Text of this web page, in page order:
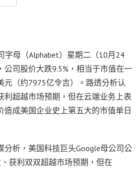
字母（Alphabet）星期二（10月24
公司股价大跌9.5%，相当于市值在一
元（约7975亿令吉）。路透分析认
利超越市场预期，但在云端业务上表
造成美国企业史上第五大的市值单日
分析，美国科技巨头Google母公司公
获利双双超越市场预期，但在